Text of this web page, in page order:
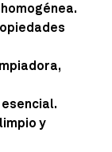
y